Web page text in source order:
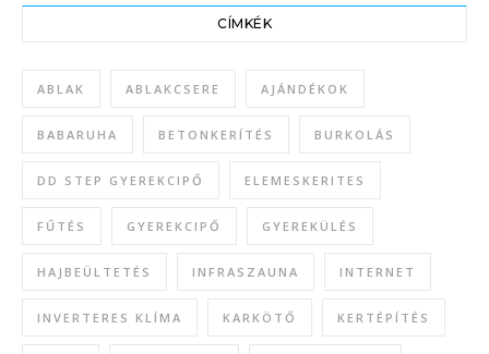
CÍMKÉK
ABLAK ABLAKCSERE AJÁNDÉKOK
BABARUHA BETONKERÍTÉS BURKOLÁS
DD STEP GYEREKCIPŐ ELEMESKERITES
FŰTÉS GYEREKCIPŐ GYEREKÜLÉS
HAJBEÜLTETÉS INFRASZAUNA INTERNET
INVERTERES KLÍMA KARKÖTŐ KERTÉPÍTÉS